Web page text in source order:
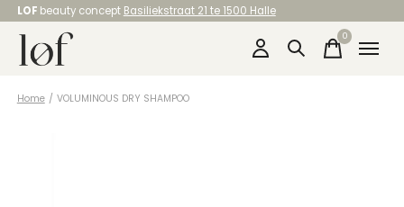
LOF beauty concept Basiliekstraat 21 te 1500 Halle
0items
Home / VOLUMINOUS DRY SHAMPOO